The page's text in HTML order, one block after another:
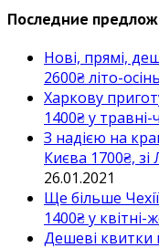
Последние
Нові, прямі,
2600₴ літо-осінь
Харкову
1400₴ у травні-
З надією на
Києва 1700₴, зі
26.01.2021
Ще більше
1400₴ у квітні-
Дешеві квитки